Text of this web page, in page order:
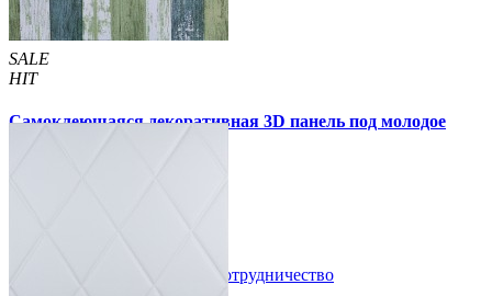
SALE
HIT
Самоклеющаяся декоративная 3D панель под молодое
Сотрудничество